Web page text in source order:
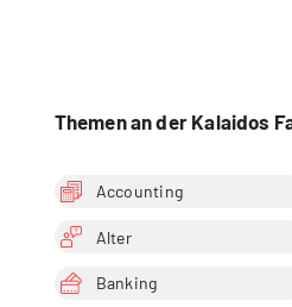
Themen an der Kalaidos
Accounting
Alter
Banking